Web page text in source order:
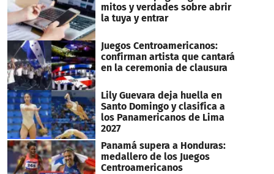
seconds
mitos y verdades sobre abrir
la tuya y entrar
Juegos Centroamericanos:
confirman artista que cantará
en la ceremonia de clausura
Lily Guevara deja huella en
Santo Domingo y clasifica a
los Panamericanos de Lima
2027
Panamá supera a Honduras:
medallero de los Juegos
Centroamericanos